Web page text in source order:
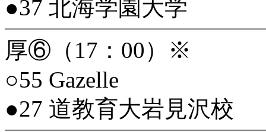
●37 北海学園大学
厚⑥（17：00）※
○55 Gazelle
●27 道教育大岩見沢校